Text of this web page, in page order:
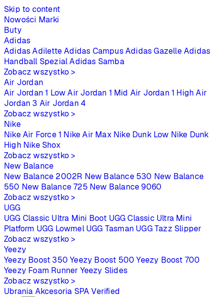
Skip to content
Nowości Marki
Buty
Adidas
Adidas Adilette Adidas Campus Adidas Gazelle Adidas
Handball Spezial Adidas Samba
Zobacz wszystko >
Air Jordan
Air Jordan 1 Low Air Jordan 1 Mid Air Jordan 1 High Air
Jordan 3 Air Jordan 4
Zobacz wszystko >
Nike
Nike Air Force 1 Nike Air Max Nike Dunk Low Nike Dunk
High Nike Shox
Zobacz wszystko >
New Balance
New Balance 2002R New Balance 530 New Balance
550 New Balance 725 New Balance 9060
Zobacz wszystko >
UGG
UGG Classic Ultra Mini Boot UGG Classic Ultra Mini
Platform UGG Lowmel UGG Tasman UGG Tazz Slipper
Zobacz wszystko >
Yeezy
Yeezy Boost 350 Yeezy Boost 500 Yeezy Boost 700
Yeezy Foam Runner Yeezy Slides
Zobacz wszystko >
Ubrania Akcesoria SPAVerified